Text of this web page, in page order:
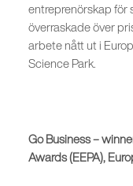
entreprenörskap för
överraskade över
arbete nått ut i
Science Park.
Go Business –
Awards (EEPA),